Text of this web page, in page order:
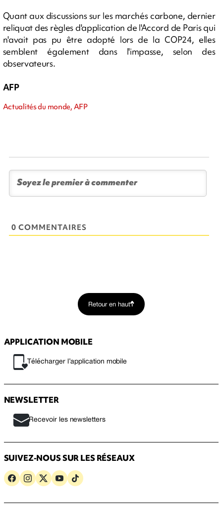
Quant aux discussions sur les marchés carbone, dernier
reliquat des règles d'application de l'Accord de Paris qui
n'avait pas pu être adopté lors de la COP24, elles
semblent également dans l'impasse, selon des
observateurs.
AFP
Actualités du monde, AFP
0 COMMENTAIRES
Retour en haut
APPLICATION MOBILE
Télécharger l’application mobile
NEWSLETTER
Recevoir les newsletters
SUIVEZ-NOUS SUR LES RÉSEAUX